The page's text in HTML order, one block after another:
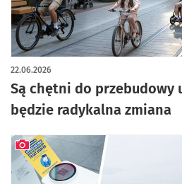
Są chętni do przebudowy
będzie radykalna zmiana
22.06.2026
artykuł z galerią zdjęć